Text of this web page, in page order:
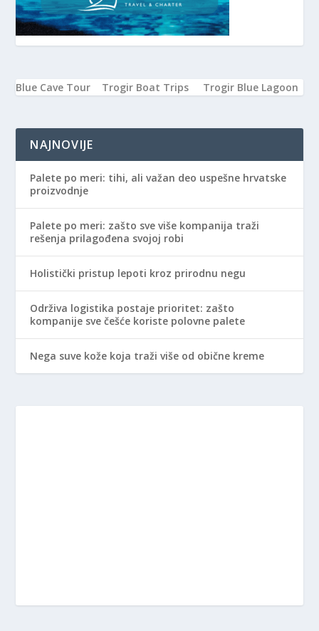
Blue Cave Tour Trogir Boat Trips Trogir Blue Lagoon
NAJNOVIJE
Palete po meri: tihi, ali važan deo uspešne hrvatske
proizvodnje
Palete po meri: zašto sve više kompanija traži
rešenja prilagođena svojoj robi
Holistički pristup lepoti kroz prirodnu negu
Održiva logistika postaje prioritet: zašto
kompanije sve češće koriste polovne palete
Nega suve kože koja traži više od obične kreme